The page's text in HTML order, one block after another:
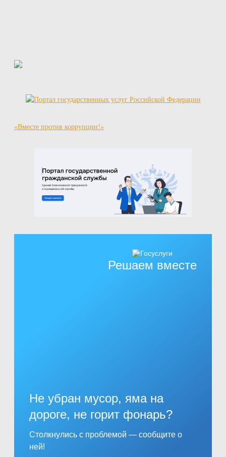
«Вместе против коррупции!»
Решаем вместе
Не убран мусор, яма на
дороге, не горит фонарь?
Столкнулись с проблемой — сообщите о
ней!